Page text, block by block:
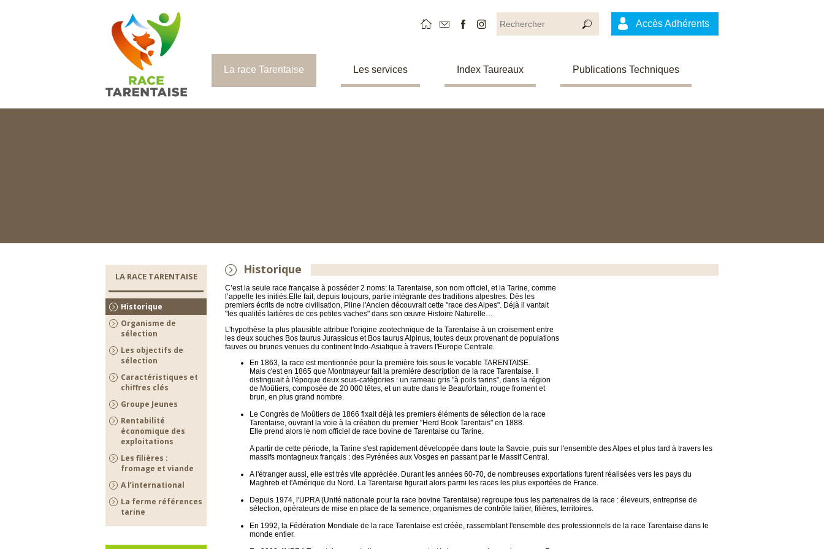
Accès Adhérents
La race Tarentaise Les services Index Taureaux Publications Techniques
LA RACE TARENTAISE
Historique
Organisme de
sélection
Les objectifs de
sélection
Caractéristiques et
chiffres clés
Groupe Jeunes
Rentabilité
économique des
exploitations
Les filières :
fromage et viande
A l’international
La ferme références
tarine
Historique
C’est la seule race française à posséder 2 noms: la Tarentaise, son nom officiel, et la Tarine, comme
l’appelle les initiés.Elle fait, depuis toujours, partie intégrante des traditions alpestres. Dès les
premiers écrits de notre civilisation, Pline l'Ancien découvrait cette "race des Alpes". Déjà il vantait
"les qualités laitières de ces petites vaches" dans son œuvre Histoire Naturelle…
L'hypothèse la plus plausible attribue l'origine zootechnique de la Tarentaise à un croisement entre
les deux souches Bos taurus Jurassicus et Bos taurus Alpinus, toutes deux provenant de populations
fauves ou brunes venues du continent Indo-Asiatique à travers l'Europe Centrale.
En 1863, la race est mentionnée pour la première fois sous le vocable TARENTAISE.
Mais c'est en 1865 que Montmayeur fait la première description de la race Tarentaise. Il
distinguait à l'époque deux sous-catégories : un rameau gris "à poils tarins", dans la région
de Moûtiers, composée de 20 000 têtes, et un autre dans le Beaufortain, rouge froment et
brun, en plus grand nombre.
Le Congrès de Moûtiers de 1866 fixait déjà les premiers éléments de sélection de la race
Tarentaise, ouvrant la voie à la création du premier "Herd Book Tarentais" en 1888.
Elle prend alors le nom officiel de race bovine de Tarentaise ou Tarine.
A partir de cette période, la Tarine s'est rapidement développée dans toute la Savoie, puis sur l'ensemble des Alpes et plus tard à travers les
massifs montagneux français : des Pyrénées aux Vosges en passant par le Massif Central.
A l'étranger aussi, elle est très vite appréciée. Durant les années 60-70, de nombreuses exportations furent réalisées vers les pays du
Maghreb et l'Amérique du Nord. La Tarentaise figurait alors parmi les races les plus exportées de France.
Depuis 1974, l'UPRA (Unité nationale pour la race bovine Tarentaise) regroupe tous les partenaires de la race : éleveurs, entreprise de
sélection, opérateurs de mise en place de la semence, organismes de contrôle laitier, filières, territoires.
En 1992, la Fédération Mondiale de la race Tarentaise est créée, rassemblant l'ensemble des professionnels de la race Tarentaise dans le
monde entier.